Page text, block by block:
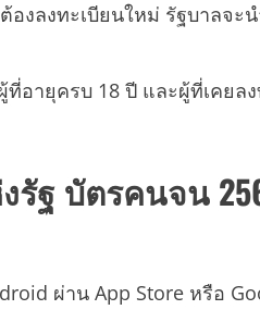
องลงทะเบียนใหม่ รัฐบาลจะ
อายุครบ 18 ปี และผู้ที่เคยล
รัฐ บัตรคนจน
ผ่าน App Store หรือ